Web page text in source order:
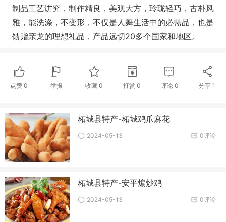
制品工艺讲究，制作精良，美观大方，玲珑轻巧，古朴风
雅，能洗涤，不变形，不仅是人舞生活中的必需品，也是
馈赠亲龙的理想礼品，产品远切20多个国家和地区。
点赞 0 举报 收藏0 打赏 0 评论 0 分享1
柘城县特产-柘城鸡爪麻花
0评论
2024-05-13
柘城县特产-安平煸炒鸡
0评论
2024-05-13